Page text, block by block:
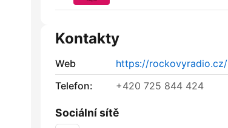
Kontakty
Web
https://rockovyradio.cz/
Telefon:
+420 725 844 424
Sociální sítě